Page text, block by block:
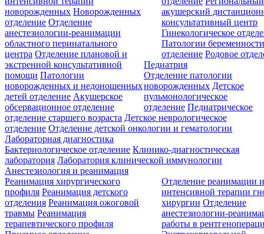
новорожденных Новорожденных
отделение Отделение
анестезиологии-реанимации
областного перинатального
центра Отделение плановой и
экстренной консультативной
помощи Патологии
новорожденных и недоношенных
детей отделение Акушерское
обсервационное отделение
акушерский
консультативный центр
Гинекологическое
Патологии
отделение Родовое
Педиатрия
Отделение патологии
новорожденных Детское
пульмонологическое
отделение Педиатрическое
отделение старшего возраста Детское неврологическое
отделение Отделение детской онкологии и гематологии
Лабораторная диагностика
Бактериологическое отделение Клинико-диагностическая
лаборатория Лаборатория клинической иммунологии
Анестезиология и реанимация
Реанимация хирургического
профиля Реанимация детского
отделения Реанимация ожоговой
травмы Реанимация
терапевтического профиля
Отделение реанимации
интенсивной терапии
хирургии Отделение
анестезиологии-
работы в